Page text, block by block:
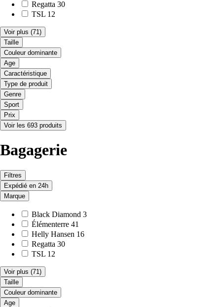
Regatta 30
TSL 12
Voir plus (71)
Taille
Couleur dominante
Age
Caractéristique
Type de produit
Genre
Sport
Prix
Voir les 693 produits
Bagagerie
Filtres
Expédié en 24h
Marque
Black Diamond 3
Élémenterre 41
Helly Hansen 16
Regatta 30
TSL 12
Voir plus (71)
Taille
Couleur dominante
Age